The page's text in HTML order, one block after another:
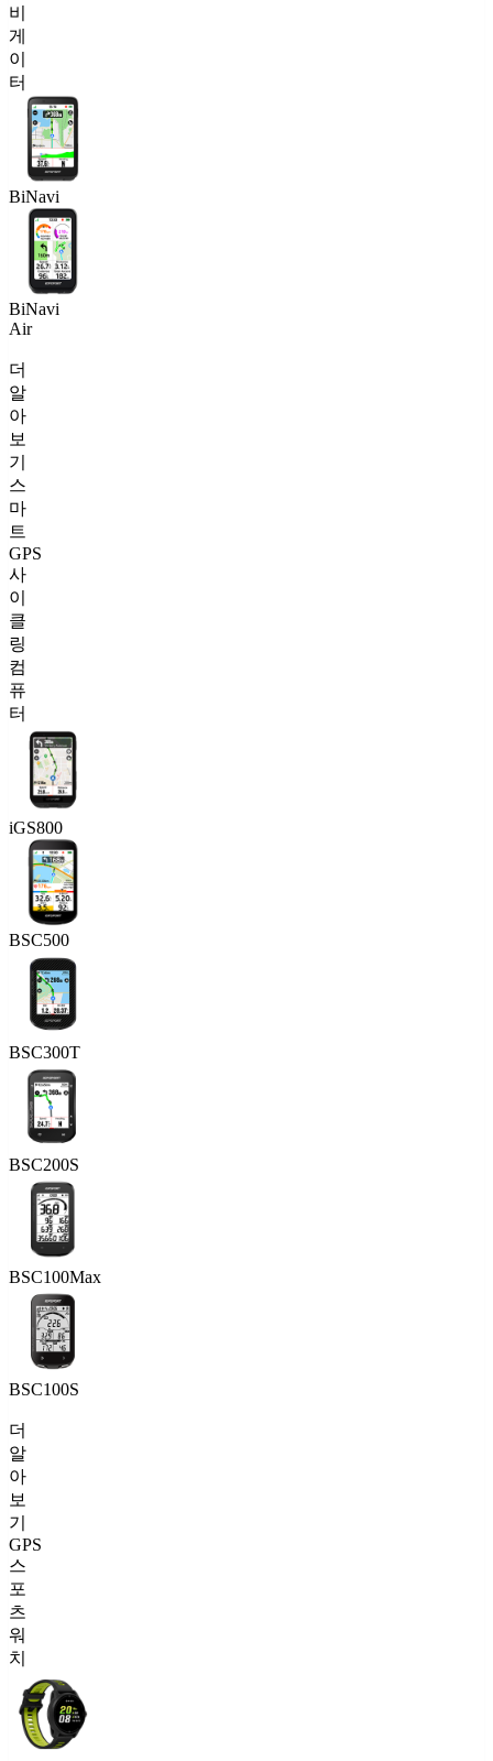
비
게
이
터
BiNavi
BiNavi
Air
더
알
아
보
기
스
마
트
GPS
사
이
클
링
컴
퓨
터
iGS800
BSC500
BSC300T
BSC200S
BSC100Max
BSC100S
더
알
아
보
기
GPS
스
포
츠
워
치